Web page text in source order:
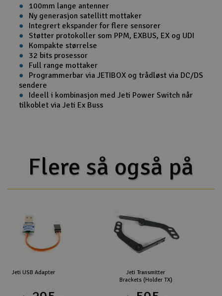
100mm lange antenner
Ny generasjon satellitt mottaker
Integrert ekspander for flere sensorer
Støtter protokoller som PPM, EXBUS, EX og UDI
Kompakte størrelse
32 bits prosessor
Full range mottaker
Programmerbar via JETIBOX og trådløst via DC/DS
sendere
Ideell i kombinasjon med Jeti Power Switch når
tilkoblet via Jeti Ex Buss
Flere så også på
Jeti USB Adapter
Jeti Transmitter
Brackets (Holder TX)